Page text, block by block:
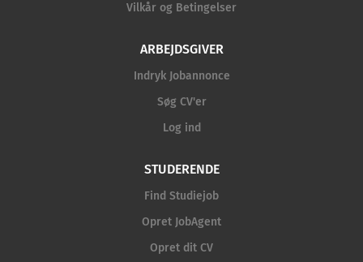
Vilkår og Betingelser
ARBEJDSGIVER
Indryk Jobannonce
Søg CV'er
Log ind
STUDERENDE
Find Studiejob
Opret JobAgent
Opret dit CV